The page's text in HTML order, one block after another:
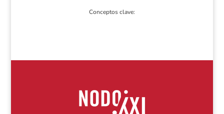
Conceptos clave: